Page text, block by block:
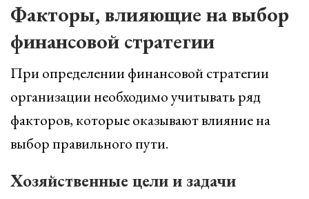
Факторы, влияющие на выбор
финансовой стратегии
При определении финансовой стратегии
организации необходимо учитывать ряд
факторов, которые оказывают влияние на
выбор правильного пути.
Хозяйственные цели и задачи